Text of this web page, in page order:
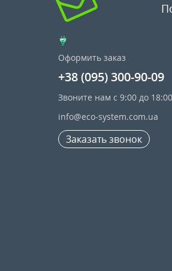
Оформить заказ
+38 (095) 300-90-09
Звоните нам с 9:00 до 18:00
info@eco-system.com.ua
Заказать звонок